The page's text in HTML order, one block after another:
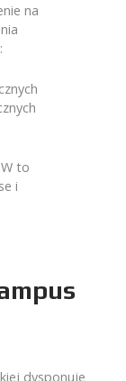
na
to
i
dysponuje